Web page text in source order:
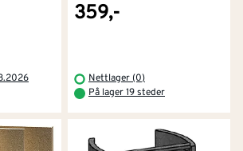
359,-
Nettlager (0)
På lager 19 steder